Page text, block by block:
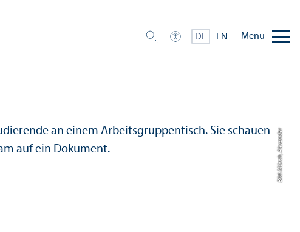
DE EN Menü
Bild: Münch, Alexander